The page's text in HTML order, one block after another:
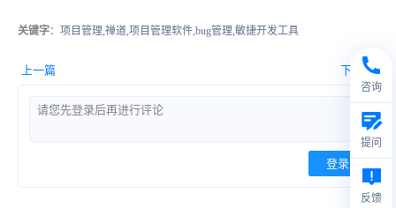
关键字：项目管理,禅道,项目管理软件,bug管理,敏捷开发工具
上一篇 下一篇
登录
咨询
提问
反馈